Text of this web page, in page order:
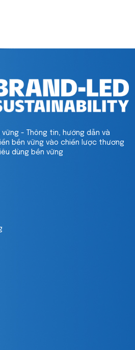
vững - Thông tin, hướng dẫn và
bền vững vào chiến lược thương
dùng bền vững